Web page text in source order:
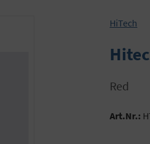
HiTech
Red
Art.Nr.: